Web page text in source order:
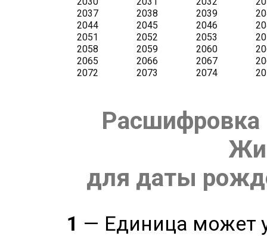
Расшифровка
для даты
1 — Единица может